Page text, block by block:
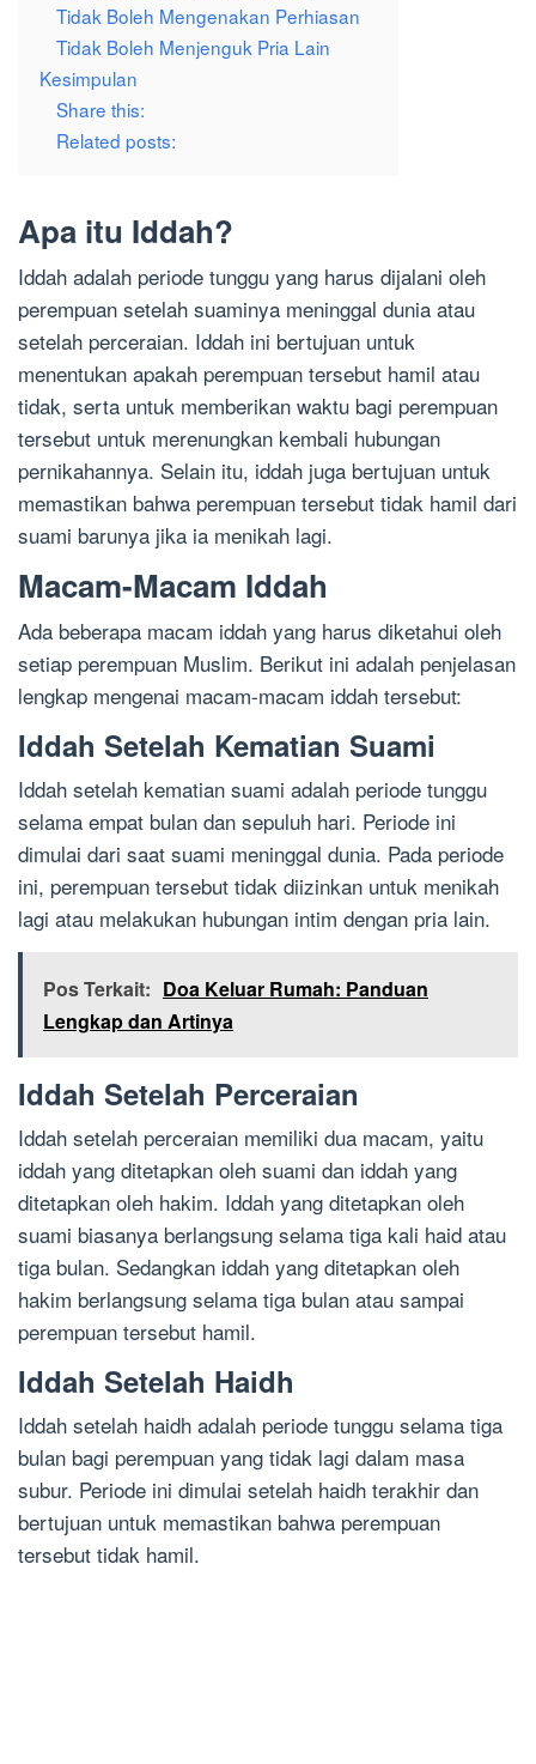
Tidak Boleh Mengenakan Perhiasan
Tidak Boleh Menjenguk Pria Lain
Kesimpulan
Share this:
Related posts:
Apa itu Iddah?
Iddah adalah periode tunggu yang harus dijalani oleh
perempuan setelah suaminya meninggal dunia atau
setelah perceraian. Iddah ini bertujuan untuk
menentukan apakah perempuan tersebut hamil atau
tidak, serta untuk memberikan waktu bagi perempuan
tersebut untuk merenungkan kembali hubungan
pernikahannya. Selain itu, iddah juga bertujuan untuk
memastikan bahwa perempuan tersebut tidak hamil dari
suami barunya jika ia menikah lagi.
Macam-Macam Iddah
Ada beberapa macam iddah yang harus diketahui oleh
setiap perempuan Muslim. Berikut ini adalah penjelasan
lengkap mengenai macam-macam iddah tersebut:
Iddah Setelah Kematian Suami
Iddah setelah kematian suami adalah periode tunggu
selama empat bulan dan sepuluh hari. Periode ini
dimulai dari saat suami meninggal dunia. Pada periode
ini, perempuan tersebut tidak diizinkan untuk menikah
lagi atau melakukan hubungan intim dengan pria lain.
Pos Terkait: Doa Keluar Rumah: Panduan
Lengkap dan Artinya
Iddah Setelah Perceraian
Iddah setelah perceraian memiliki dua macam, yaitu
iddah yang ditetapkan oleh suami dan iddah yang
ditetapkan oleh hakim. Iddah yang ditetapkan oleh
suami biasanya berlangsung selama tiga kali haid atau
tiga bulan. Sedangkan iddah yang ditetapkan oleh
hakim berlangsung selama tiga bulan atau sampai
perempuan tersebut hamil.
Iddah Setelah Haidh
Iddah setelah haidh adalah periode tunggu selama tiga
bulan bagi perempuan yang tidak lagi dalam masa
subur. Periode ini dimulai setelah haidh terakhir dan
bertujuan untuk memastikan bahwa perempuan
tersebut tidak hamil.